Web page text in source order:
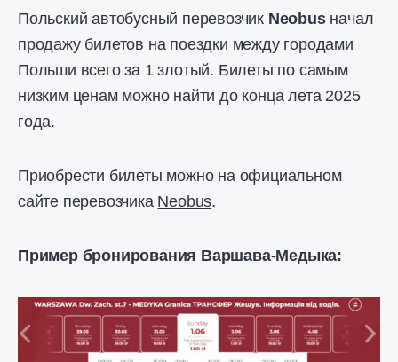
Польский автобусный перевозчик Neobusначал
продажу билетов на поездки между городами
Польши всего за 1 злотый. Билеты по самым
низким ценам можно найти до конца лета 2025
года.
Приобрести билеты можно на официальном
сайте перевозчика Neobus.
Пример бронирования Варшава-Медыка: